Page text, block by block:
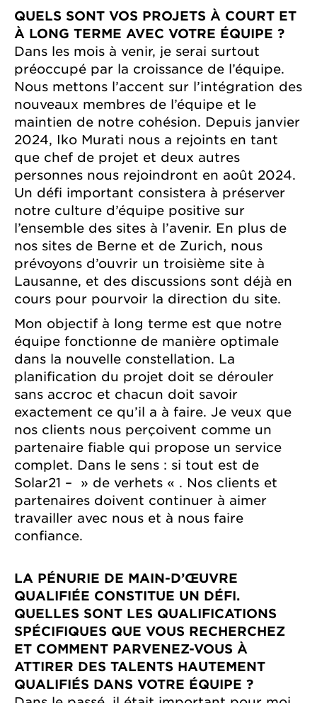
QUELS SONT VOS PROJETS À COURT ET
À LONG TERME AVEC VOTRE ÉQUIPE ?
Dans les mois à venir, je serai surtout
préoccupé par la croissance de l’équipe.
Nous mettons l’accent sur l’intégration des
nouveaux membres de l’équipe et le
maintien de notre cohésion. Depuis janvier
2024, Iko Murati nous a rejoints en tant
que chef de projet et deux autres
personnes nous rejoindront en août 2024.
Un défi important consistera à préserver
notre culture d’équipe positive sur
l’ensemble des sites à l’avenir. En plus de
nos sites de Berne et de Zurich, nous
prévoyons d’ouvrir un troisième site à
Lausanne, et des discussions sont déjà en
cours pour pourvoir la direction du site.
Mon objectif à long terme est que notre
équipe fonctionne de manière optimale
dans la nouvelle constellation. La
planification du projet doit se dérouler
sans accroc et chacun doit savoir
exactement ce qu’il a à faire. Je veux que
nos clients nous perçoivent comme un
partenaire fiable qui propose un service
complet. Dans le sens : si tout est de
Solar21 – » de verhets « . Nos clients et
partenaires doivent continuer à aimer
travailler avec nous et à nous faire
confiance.
LA PÉNURIE DE MAIN-D’ŒUVRE
QUALIFIÉE CONSTITUE UN DÉFI.
QUELLES SONT LES QUALIFICATIONS
SPÉCIFIQUES QUE VOUS RECHERCHEZ
ET COMMENT PARVENEZ-VOUS À
ATTIRER DES TALENTS HAUTEMENT
QUALIFIÉS DANS VOTRE ÉQUIPE ?